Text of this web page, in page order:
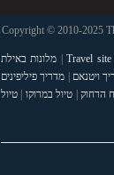
Copyright © 2010-2025
Travel site
| מלונות באילת
ויטנאם | מדריך פיליפינים
הרחוק | טיול במרוקו | טיול